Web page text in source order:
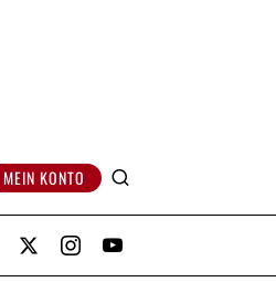
MEIN KONTO